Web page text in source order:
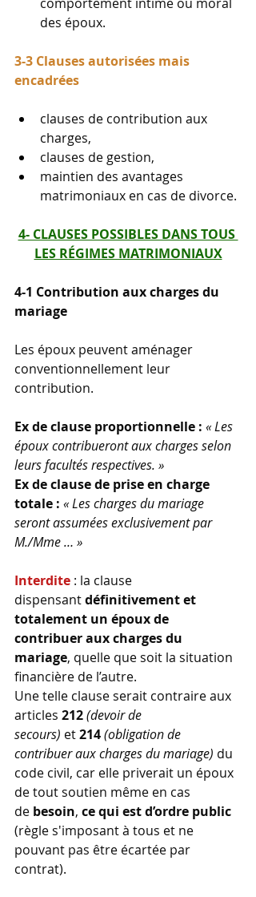
des époux.
3-3 Clauses autorisées mais
encadrées
clauses de contribution aux
charges,
clauses de gestion,
maintien des avantages
matrimoniaux en cas de divorce.
4- CLAUSES POSSIBLES DANS TOUS
LES RÉGIMES MATRIMONIAUX
4-1 Contribution aux charges du
mariage
Les époux peuvent aménager
conventionnellement leur
contribution.
Ex de clause proportionnelle : « Les
époux contribueront aux charges selon
leurs facultés respectives. »
Ex de clause de prise en charge
totale : « Les charges du mariage
seront assumées exclusivement par
M./Mme … »
Interdite : la clause
dispensant définitivement et
totalement un époux de
contribuer aux charges du
mariage, quelle que soit la situation
financière de l’autre.
Une telle clause serait contraire aux
articles 212(devoir de
secours) et 214(obligation de
contribuer aux charges du mariage) du
code civil, car elle priverait un époux
de tout soutien même en cas
de besoin, ce qui est d’ordre public
(règle s'imposant à tous et ne
pouvant pas être écartée par
contrat).